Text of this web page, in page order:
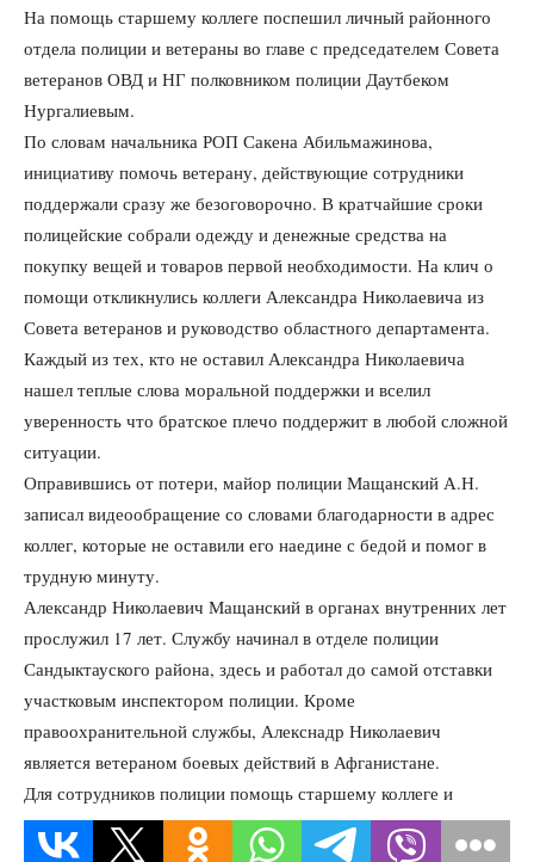
На помощь старшему коллеге поспешил личный районного
отдела полиции и ветераны во главе с председателем Совета
ветеранов ОВД и НГ полковником полиции Даутбеком
Нургалиевым.
По словам начальника РОП Сакена Абильмажинова,
инициативу помочь ветерану, действующие сотрудники
поддержали сразу же безоговорочно. В кратчайшие сроки
полицейские собрали одежду и денежные средства на
покупку вещей и товаров первой необходимости. На клич о
помощи откликнулись коллеги Александра Николаевича из
Совета ветеранов и руководство областного департамента.
Каждый из тех, кто не оставил Александра Николаевича
нашел теплые слова моральной поддержки и вселил
уверенность что братское плечо поддержит в любой сложной
ситуации.
Оправившись от потери, майор полиции Мащанский А.Н.
записал видеообращение со словами благодарности в адрес
коллег, которые не оставили его наедине с бедой и помог в
трудную минуту.
Александр Николаевич Мащанский в органах внутренних лет
прослужил 17 лет. Службу начинал в отделе полиции
Сандыктауского района, здесь и работал до самой отставки
участковым инспектором полиции. Кроме
правоохранительной службы, Алекснадр Николаевич
является ветераном боевых действий в Афганистане.
Для сотрудников полиции помощь старшему коллеге и
наставнику стала делом чести и признательности за заслуги.